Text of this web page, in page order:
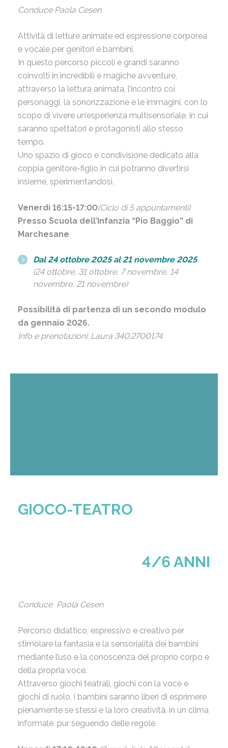
Conduce Paola Cesen
Attività di letture animate ed espressione corporea
e vocale per genitori e bambini.
In questo percorso piccoli e grandi saranno
coinvolti in incredibili e magiche avventure,
attraverso la lettura animata, l’incontro coi
personaggi, la sonorizzazione e le immagini, con lo
scopo di vivere un’esperienza multisensoriale, in cui
saranno spettatori e protagonisti allo stesso
tempo.
Uno spazio di gioco e condivisione dedicato alla
coppia genitore-figlio in cui potranno divertirsi
insieme, sperimentandosi.
Venerdì 16:15-17:00(Ciclo di 5 appuntamenti)
Presso Scuola dell’Infanzia “Pio Baggio” di
Marchesane
Dal 24 ottobre 2025 al 21 novembre 2025
(24 ottobre, 31 ottobre, 7 novembre, 14
novembre, 21 novembre)
Possibilità di partenza di un secondo modulo
da gennaio 2026.
Info e prenotazioni: Laura 340.2700174
GIOCO-TEATRO
4/6 ANNI
Conduce Paola Cesen
Percorso didattico, espressivo e creativo per
stimolare la fantasia e la sensorialità dei bambini
mediante l’uso e la conoscenza del proprio corpo e
della propria voce.
Attraverso giochi teatrali, giochi con la voce e
giochi di ruolo, i bambini saranno liberi di esprimere
pienamente se stessi e la loro creatività, in un clima
informale, pur seguendo delle regole.